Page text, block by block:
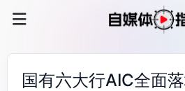
国有六大行AIC全面